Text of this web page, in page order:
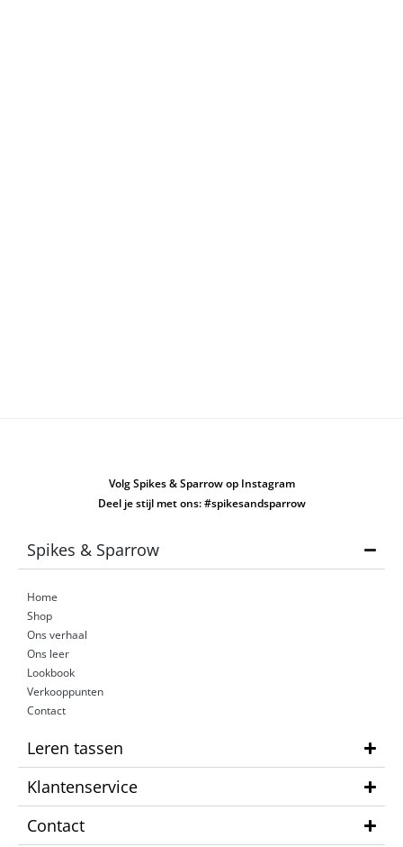
Volg Spikes & Sparrow op Instagram
Deel je stijl met ons: #spikesandsparrow
Spikes & Sparrow
Home
Shop
Ons verhaal
Ons leer
Lookbook
Verkooppunten
Contact
Leren tassen
Klantenservice
Contact